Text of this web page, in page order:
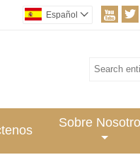
 
Español 
Sobre